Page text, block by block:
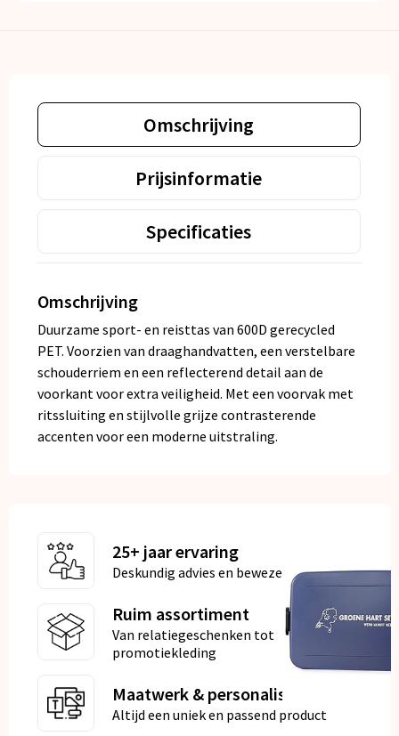
Omschrijving
Prijsinformatie
Specificaties
Omschrijving
Duurzame sport- en reisttas van 600D gerecycled
PET. Voorzien van draaghandvatten, een verstelbare
schouderriem en een reflecterend detail aan de
voorkant voor extra veiligheid. Met een voorvak met
ritssluiting en stijlvolle grijze contrasterende
accenten voor een moderne uitstraling.
25+ jaar ervaring
Deskundig advies en bewezen kwaliteit
Ruim assortiment
Van relatiegeschenken tot
promotiekleding
Maatwerk & personalisatie
Altijd een uniek en passend product